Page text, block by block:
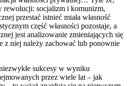
rewolucji: socjalizm i komunizm,
przestać istnieć miała własność
część własności pozostaje, a
jest analizowanie zmieniających się
z niej należy zachować lub ponownie
sukcesy w wyniku
przez wiele lat – jak